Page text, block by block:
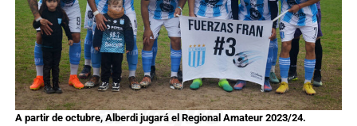
A partir de octubre, Alberdi jugará el Regional Amateur 2023/24.